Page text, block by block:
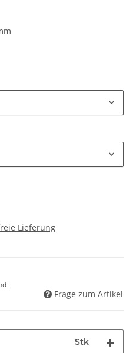
Lieferung
Frage zum Artikel
Stk